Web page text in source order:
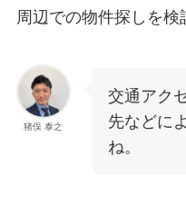
周辺での物件探しを検
猪俣 泰之
交通アク
先などに
ね。